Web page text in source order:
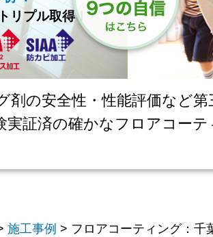
リプル取得！
剤の安全性・性能評価など
実証済の確かなフロアコー
施工事例 > フロアコーティング：千